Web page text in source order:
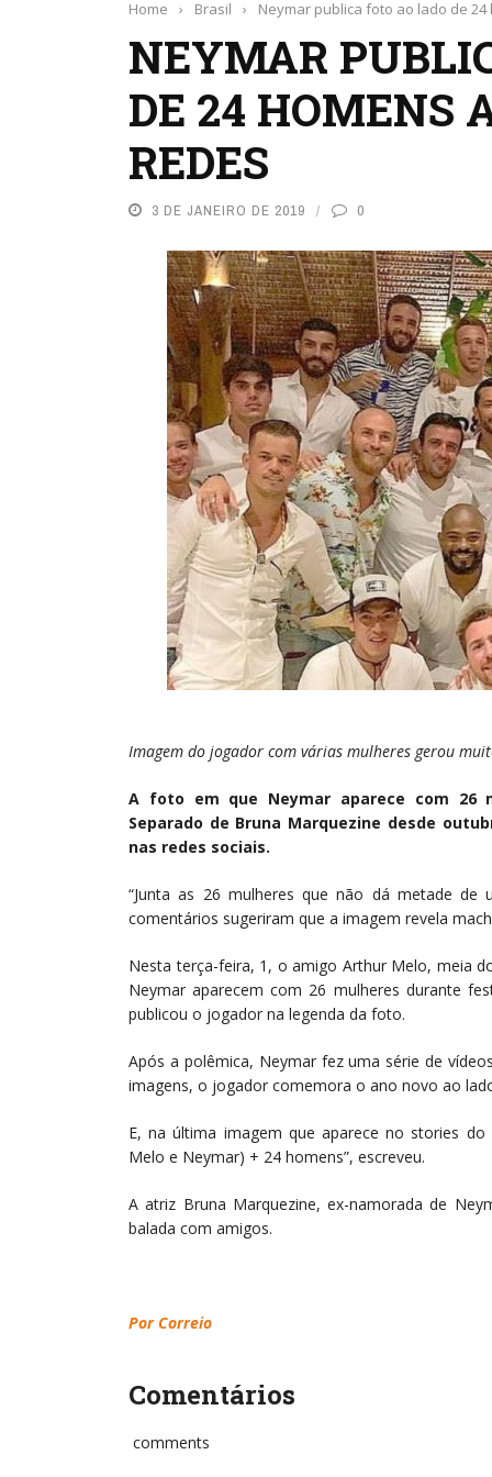
Home › Brasil › Neymar publica foto ao lado de
NEYMAR
DE 24 HOMENS
REDES
3 DE JANEIRO DE 2019 0
Imagem do jogador com várias mulheres gerou
A foto em que Neymar aparece com 26
Separado de Bruna Marquezine desde
nas redes sociais.
“Junta as 26 mulheres que não dá metade de
comentários sugeriram que a imagem revela
Nesta terça-feira, 1, o amigo Arthur Melo, meia
Neymar aparecem com 26 mulheres durante
publicou o jogador na legenda da foto.
Após a polêmica, Neymar fez uma série de
imagens, o jogador comemora o ano novo ao
E, na última imagem que aparece no stories
Melo e Neymar) + 24 homens”, escreveu.
A atriz Bruna Marquezine, ex-namorada de
balada com amigos.
Por Correio
Comentários
comments